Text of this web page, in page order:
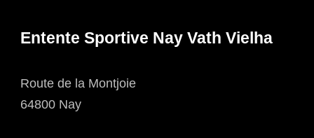
Entente Sportive Nay Vath Vielha
Route de la Montjoie
64800 Nay